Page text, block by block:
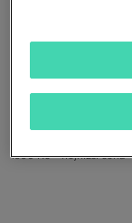
LACOSTE KALHOTY
1990 Kč – nejnižší cena